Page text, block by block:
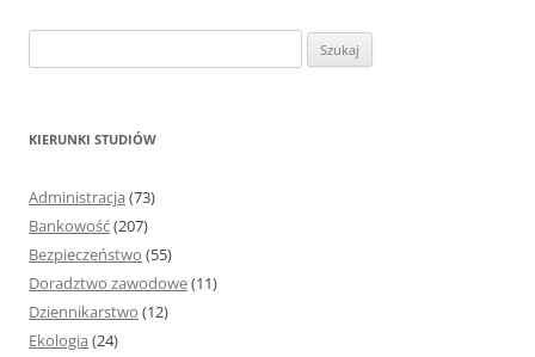
z
KIERUNKI STUDIÓW
Administracja (73)
Bankowość(207)
Bezpieczeństwo (55)
Doradztwo zawodowe(11)
Dziennikarstwo (12)
Ekologia (24)